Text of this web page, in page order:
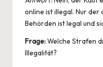
online ist illegal. Nur der
Behörden ist legal und
Frage:Welche Strafen
Illegalität?